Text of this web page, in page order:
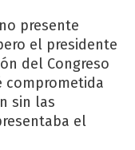
presente
el presidente
del Congreso
comprometida
sin las
el